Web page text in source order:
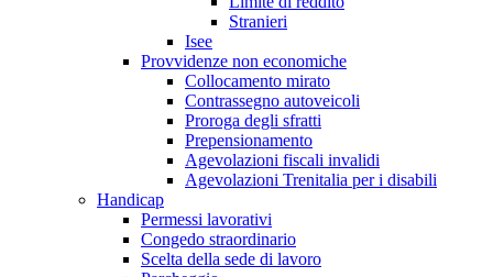
Stranieri
Isee
Provvidenze non economiche
Collocamento mirato
Contrassegno autoveicoli
Proroga degli sfratti
Prepensionamento
Agevolazioni fiscali invalidi
Agevolazioni Trenitalia per i disabili
Handicap
Permessi lavorativi
Congedo straordinario
Scelta della sede di lavoro